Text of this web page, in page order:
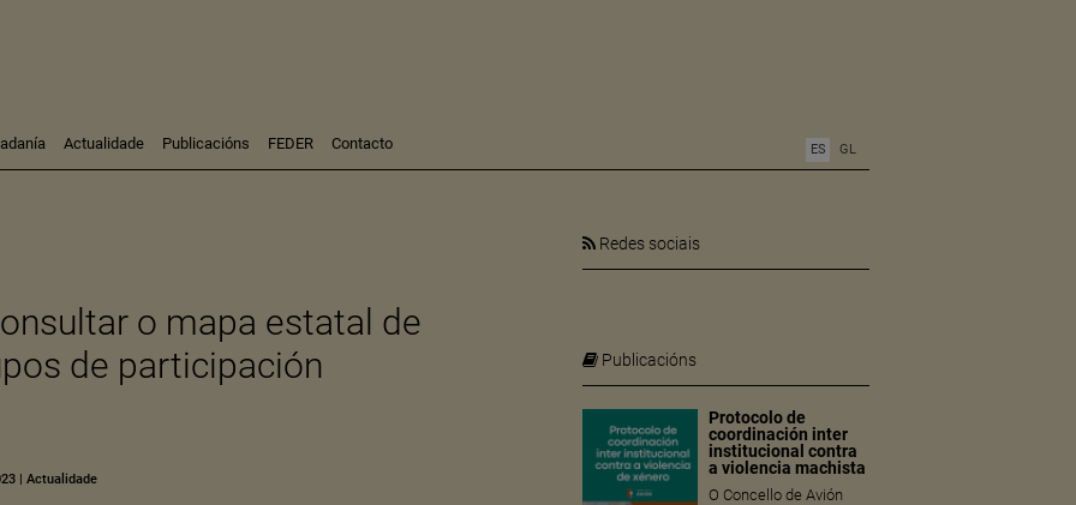
Actualidade Publicacións FEDER Contacto ES GL
o mapa estatal de
de participación
| Actualidade
Redes sociais
Publicacións
Protocolo de
coordinación inter
institucional contra
a violencia machista
O Concello de Avión